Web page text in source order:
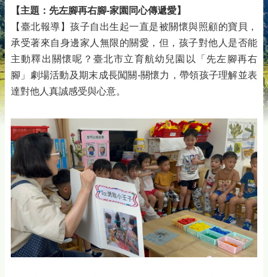
【主題：先左腳再右腳-家園同心傳遞愛】
【臺北報導】孩子自出生起一直是被關懷與照顧的寶貝，
承受著來自身邊家人無限的關愛，但，孩子對他人是否能
主動釋出關懷呢？臺北市立育航幼兒園以「先左腳再右
腳」劇場活動及期末成長闖關-關懷力，帶領孩子理解並表
達對他人真誠感受與心意。